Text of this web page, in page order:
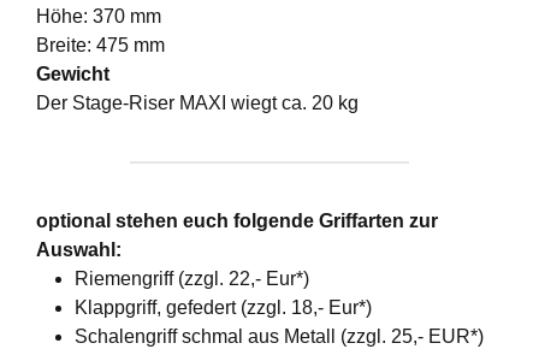
Höhe: 370 mm
Breite: 475 mm
Gewicht
Der Stage-Riser MAXI wiegt ca. 20 kg
optional stehen euch folgende Griffarten zur
Auswahl:
Riemengriff (zzgl. 22,- Eur*)
Klappgriff, gefedert (zzgl. 18,- Eur*)
Schalengriff schmal aus Metall (zzgl. 25,- EUR*)